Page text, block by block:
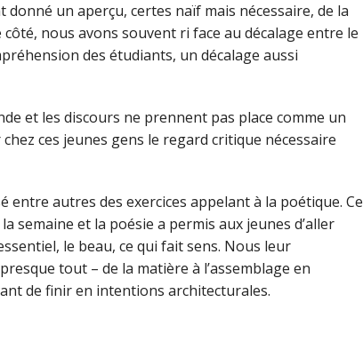
un aperçu, certes naïf mais nécessaire, de la
nous avons souvent ri face au décalage entre le
des étudiants, un décalage aussi
et les discours ne prennent pas place comme un
ces jeunes gens le regard critique nécessaire
entre autres des exercices appelant à la poétique. Ce
semaine et la poésie a permis aux jeunes d’aller
le beau, ce qui fait sens. Nous leur
tout – de la matière à l’assemblage en
de finir en intentions architecturales.